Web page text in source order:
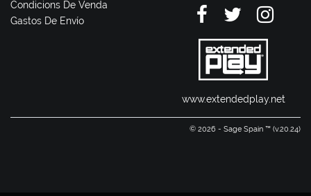
Condicions De Venda
Gastos De Envío
www.extendedplay.net
© 2026 - Sage Spain ™ (v.20.24)